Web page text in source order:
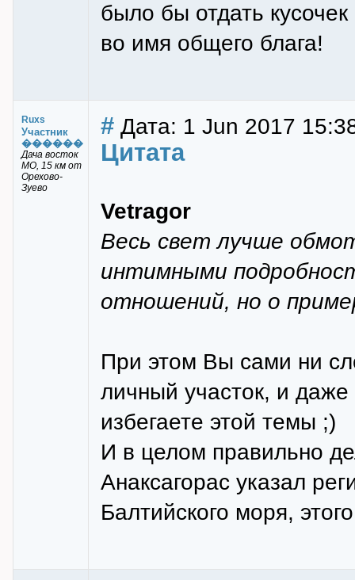
было бы отдать
во имя общего блага!
Ruxs
Участник
������
Дача восток
МО, 15 км от
Орехово-
Зуево
# Дата: 1 Jun 2017
Цитата
Vetragor
Весь свет лучше
интимными
отношений, но о
При этом Вы сами ни
личный участок, и
избегаете этой темы ;)
И в целом правильно
Анаксагорас указал
Балтийского моря,